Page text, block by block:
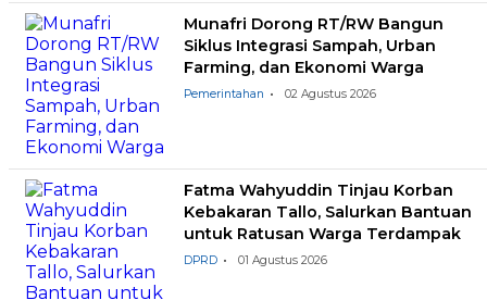
Munafri Dorong RT/RW Bangun
Siklus Integrasi Sampah, Urban
Farming, dan Ekonomi Warga
Pemerintahan 02 Agustus 2026
Fatma Wahyuddin Tinjau Korban
Kebakaran Tallo, Salurkan Bantuan
untuk Ratusan Warga Terdampak
DPRD 01 Agustus 2026